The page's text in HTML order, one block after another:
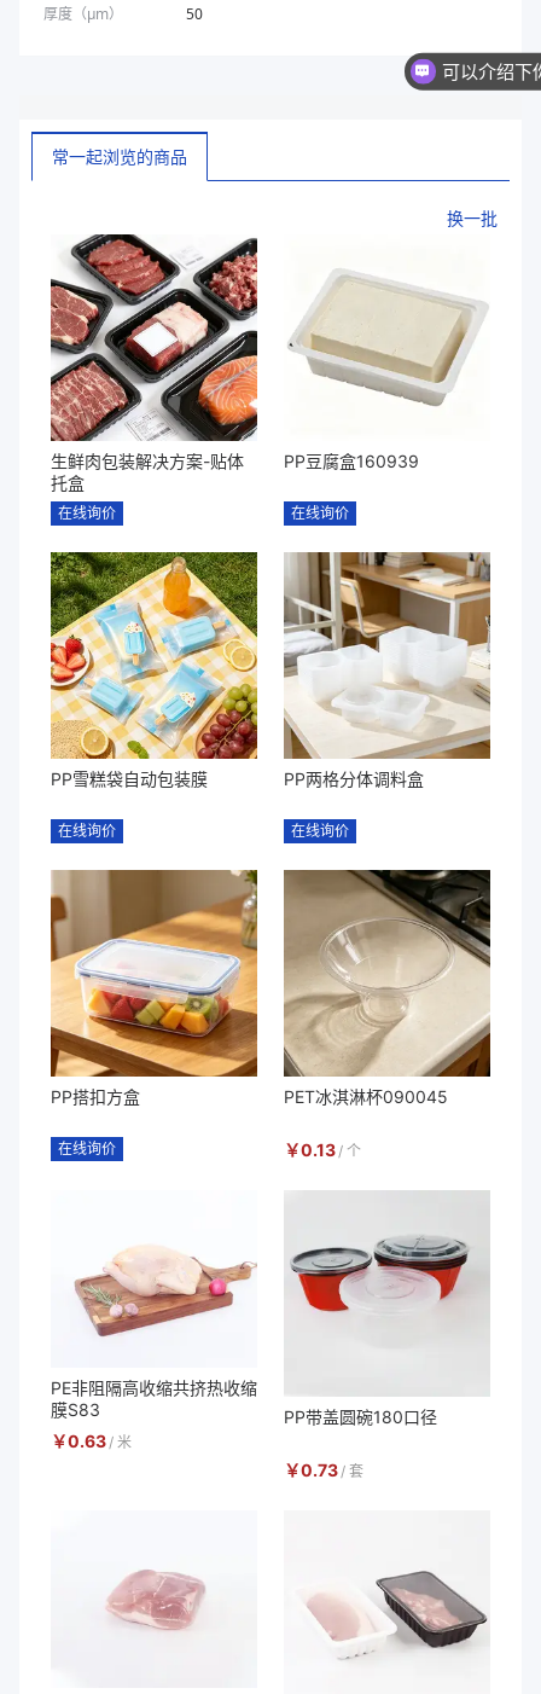
厚度（μm） 50
常一起浏览的商品
换一批
生鲜肉包装解决方案-贴体
托盒
在线询价
PP豆腐盒160939
在线询价
PP雪糕袋自动包装膜
在线询价
PP两格分体调料盒
在线询价
PP搭扣方盒
在线询价
PET冰淇淋杯090045
￥0.13/ 个
PE非阻隔高收缩共挤热收缩
膜S83
￥0.63 / 米
PP带盖圆碗180口径
￥0.73/ 套
你们是